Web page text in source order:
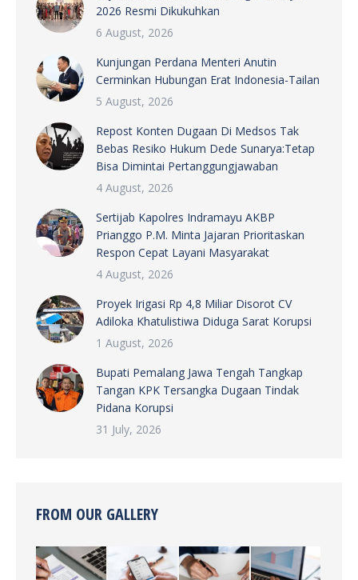
2026 Resmi Dikukuhkan
6 August, 2026
Kunjungan Perdana Menteri Anutin
Cerminkan Hubungan Erat Indonesia-Tailan
5 August, 2026
Repost Konten Dugaan Di Medsos Tak
Bebas Resiko Hukum Dede Sunarya:Tetap
Bisa Dimintai Pertanggungjawaban
4 August, 2026
Sertijab Kapolres Indramayu AKBP
Prianggo P.M. Minta Jajaran Prioritaskan
Respon Cepat Layani Masyarakat
4 August, 2026
Proyek Irigasi Rp 4,8 Miliar Disorot CV
Adiloka Khatulistiwa Diduga Sarat Korupsi
1 August, 2026
Bupati Pemalang Jawa Tengah Tangkap
Tangan KPK Tersangka Dugaan Tindak
Pidana Korupsi
31 July, 2026
FROM OUR GALLERY